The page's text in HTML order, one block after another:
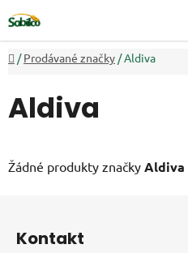
na
obsah
Domů
/ Prodávané značky /Aldiva
Aldiva
Žádné produkty značky Aldiva
Kontakt